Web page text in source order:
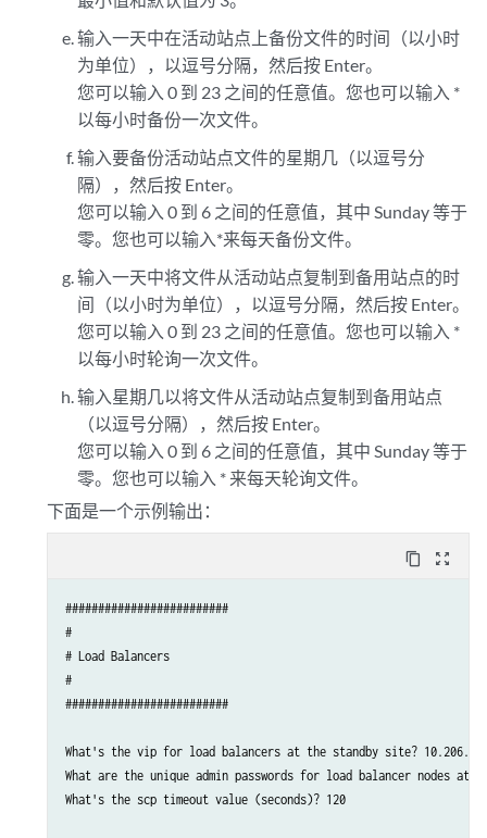
输入一天中在活动站点上备份文件的时间（以小时
为单位），以逗号分隔，然后按 Enter。
您可以输入 0 到 23 之间的任意值。您也可以输入 *
以每小时备份一次文件。
输入要备份活动站点文件的星期几（以逗号分
隔），然后按 Enter。
您可以输入 0 到 6 之间的任意值，其中 Sunday 等于
零。您也可以输入*来每天备份文件。
输入一天中将文件从活动站点复制到备用站点的时
间（以小时为单位），以逗号分隔，然后按 Enter。
您可以输入 0 到 23 之间的任意值。您也可以输入 *
以每小时轮询一次文件。
输入星期几以将文件从活动站点复制到备用站点
（以逗号分隔），然后按 Enter。
您可以输入 0 到 6 之间的任意值，其中 Sunday 等于
零。您也可以输入 * 来每天轮询文件。
下面是一个示例输出：
content_copy zoom_out_map
#########################
#
# Load Balancers
#
#########################
What's the vip for load balancers at the standby site?
What are the unique admin passwords for load balancer nodes at
What's the scp timeout value (seconds)? 120